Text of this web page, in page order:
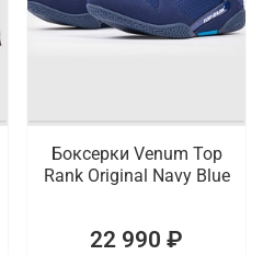
Боксерки Venum Top
Rank Original Navy Blue
22 990 ₽